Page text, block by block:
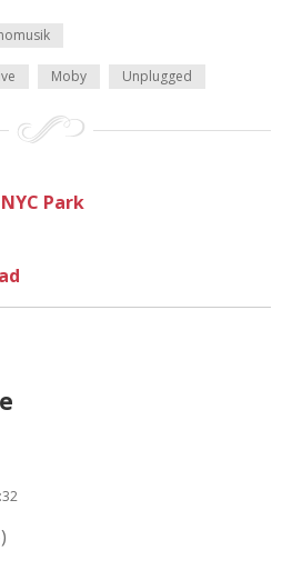
Moby Unplugged
Park